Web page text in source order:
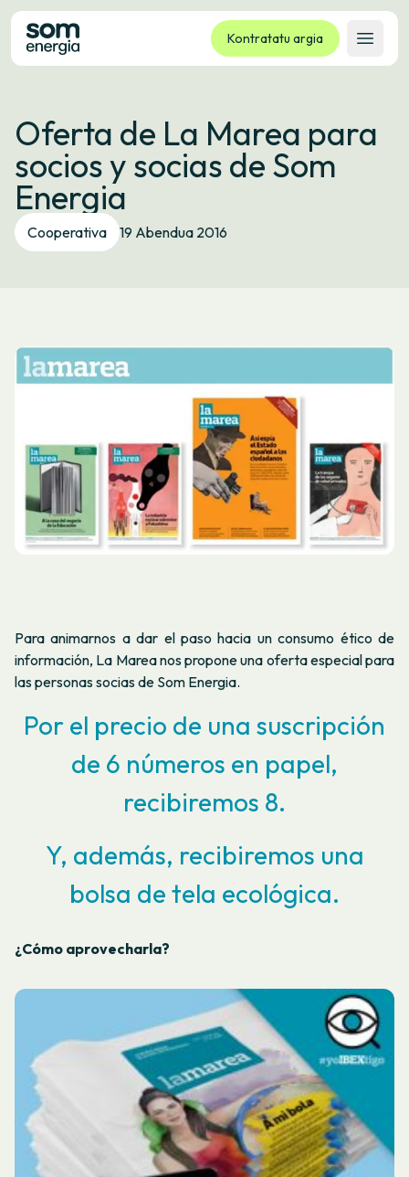
Kontratatu argia
Ireki
Tarifak
Zerbitzuak
Enpresak
Kooperatiba
Kontaktua
Oferta de La Marea para
socios y socias de Som
Energia
Cooperativa 19 Abendua 2016
Para animarnos a dar el paso hacia un consumo ético de
información, La Marea nos propone una oferta especial para
las personas socias de Som Energia.
Por el precio de una suscripción
de 6 números en papel,
recibiremos 8.
Y, además, recibiremos una
bolsa de tela ecológica.
¿Cómo aprovecharla?